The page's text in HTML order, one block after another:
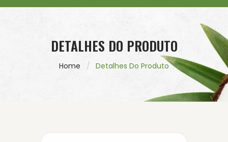
DETALHES DO PRODUTO
Home Detalhes Do Produto